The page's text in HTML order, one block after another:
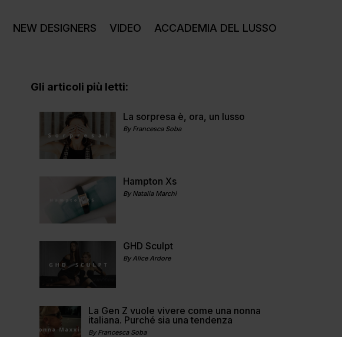
NEW DESIGNERS VIDEO ACCADEMIA DEL LUSSO
Gli articoli più letti:
La sorpresa è, ora, un lusso
By Francesca Soba
Hampton Xs
By Natalia Marchi
GHD Sculpt
By Alice Ardore
La Gen Z vuole vivere come una nonna
italiana. Purché sia una tendenza
By Francesca Soba